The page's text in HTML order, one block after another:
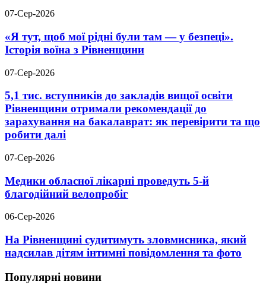
07-Сер-2026
«Я тут, щоб мої рідні були там — у безпеці».
Історія воїна з Рівненщини
07-Сер-2026
5,1 тис. вступників до закладів вищої освіти
Рівненщини отримали рекомендації до
зарахування на бакалаврат: як перевірити та що
робити далі
07-Сер-2026
Медики обласної лікарні проведуть 5-й
благодійний велопробіг
06-Сер-2026
На Рівненщині судитимуть зловмисника, який
надсилав дітям інтимні повідомлення та фото
Популярні новини